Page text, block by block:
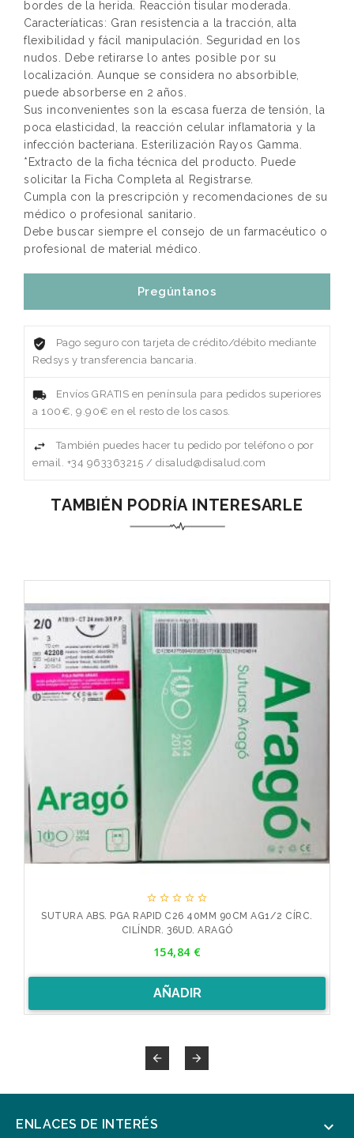
bordes de la herida. Reacción tisular moderada.
Caracteríaticas: Gran resistencia a la tracción, alta
flexibilidad y fácil manipulación. Seguridad en los
nudos. Debe retirarse lo antes posible por su
localización. Aunque se considera no absorbible,
puede absorberse en 2 años.
Sus inconvenientes son la escasa fuerza de tensión, la
poca elasticidad, la reacción celular inflamatoria y la
infección bacteriana. Esterilización Rayos Gamma.
*Extracto de la ficha técnica del producto. Puede
solicitar la Ficha Completa al Registrarse.
Cumpla con la prescripción y recomendaciones de su
médico o profesional sanitario.
Debe buscar siempre el consejo de un farmacéutico o
profesional de material médico.
Pregúntanos
Pago seguro con tarjeta de crédito/débito mediante
Redsys y transferencia bancaria.
Envíos GRATIS en península para pedidos superiores
a 100€, 9.90€ en el resto de los casos.
También puedes hacer tu pedido por teléfono o por
email. +34 963363215 / disalud@disalud.com
TAMBIÉN PODRÍA INTERESARLE
    
SUTURA ABS. PGA RAPID C26 40MM 90CM AG1/2 CÍRC.
CILÍNDR. 36UD. ARAGÓ
154,84 €
AÑADIR
 
ENLACES DE INTERÉS 